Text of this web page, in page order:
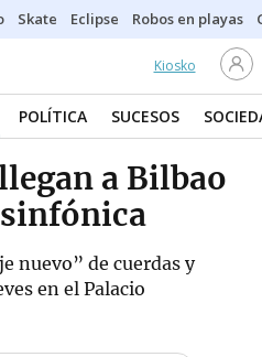
Skate Eclipse Robos en playas
Kiosko
POLÍTICA SUCESOS
a Bilbao
nuevo” de cuerdas y
en el Palacio